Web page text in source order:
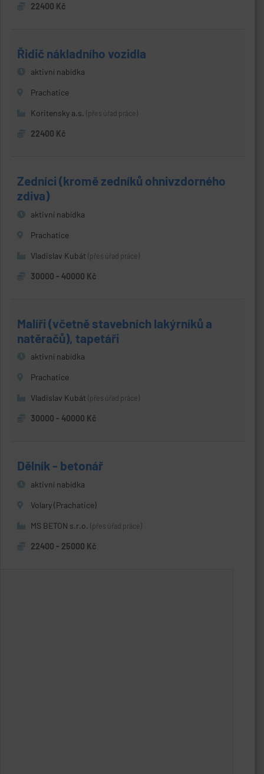
22400 Kč
Řidič nákladního vozidla
aktivní nabídka
Prachatice
Koritensky a.s. (přes úřad práce)
22400 Kč
Zedníci (kromě zedníků ohnivzdorného
zdiva)
aktivní nabídka
Prachatice
Vladislav Kubát (přes úřad práce)
30000 - 40000 Kč
Malíři (včetně stavebních lakýrníků a
natěračů), tapetáři
aktivní nabídka
Prachatice
Vladislav Kubát (přes úřad práce)
30000 - 40000 Kč
Dělník - betonář
aktivní nabídka
Volary (Prachatice)
MS BETON s.r.o. (přes úřad práce)
22400 - 25000 Kč